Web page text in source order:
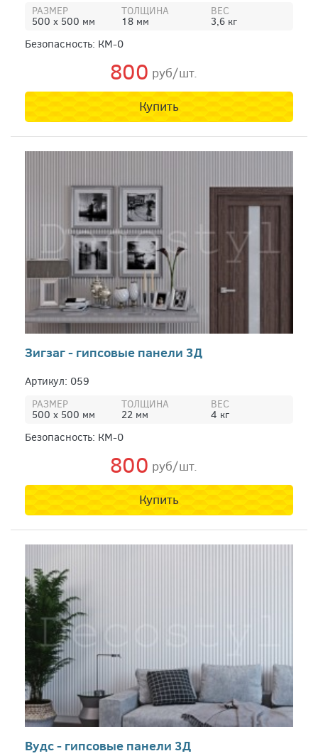
РАЗМЕР
500 х 500 мм
ТОЛЩИНА
18 мм
ВЕС
3,6 кг
Безопасность: КМ-0
800 руб/шт.
Купить
Зигзаг - гипсовые панели 3Д
Артикул: 059
РАЗМЕР
500 х 500 мм
ТОЛЩИНА
22 мм
ВЕС
4 кг
Безопасность: КМ-0
800 руб/шт.
Купить
Вудс - гипсовые панели 3Д